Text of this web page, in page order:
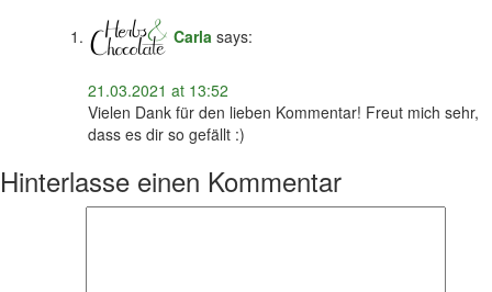
Carla says:
21.03.2021 at 13:52
Vielen Dank für den lieben Kommentar! Freut mich sehr,
dass es dir so gefällt :)
Hinterlasse einen Kommentar